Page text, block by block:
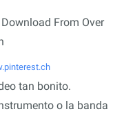
tan bonito.
o la banda